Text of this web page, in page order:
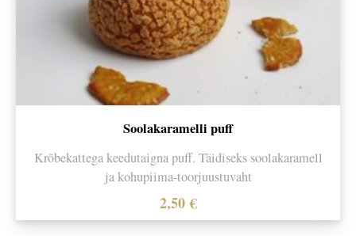
Soolakaramelli puff
Krõbekattega keedutaigna puff. Täidiseks soolakaramell
ja kohupiima-toorjuustuvaht
2,50€